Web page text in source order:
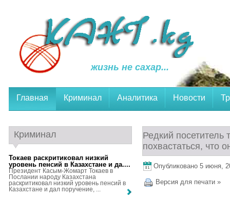
жизнь не сахар...
Главная Криминал Аналитика Новости
Редкий посетитель
похвастаться, что
Опубликовано 5 июня,
Версия для печати »
Криминал
Токаев раскритиковал низкий
уровень пенсий в Казахстане и да....
Президент Касым-Жомарт Токаев в
Послании народу Казахстана
раскритиковал низкий уровень пенсий в
Казахстане и дал поручение, ...